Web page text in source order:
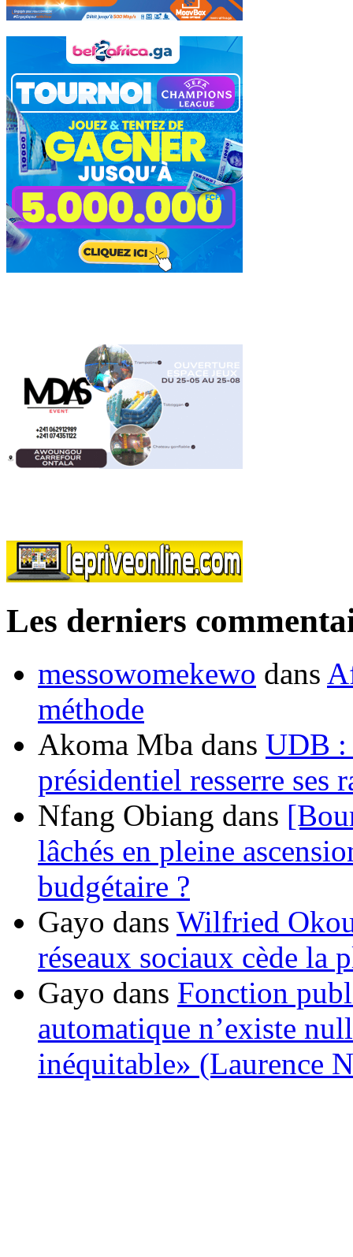
Les derniers
messowomekewo dans
méthode
Akoma Mba dans UDB :
présidentiel resserre ses
Nfang Obiang dans
lâchés en pleine
budgétaire ?
Gayo dans Wilfried
réseaux sociaux cède la
Gayo dans Fonction
automatique n’existe
inéquitable» (Laurence